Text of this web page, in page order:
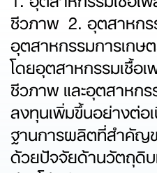
ชีวภาพ 2. อุตสาหกร
อุตสาหกรรมการเกษ
โดยอุตสาหกรรมเชื้อ
ชีวภาพ และอุตสาหก
ลงทุนเพิ่มขึ้นอย่างต่อ
ฐานการผลิตที่สำคัญ
ด้วยปัจจัยด้านวัตถุดิ